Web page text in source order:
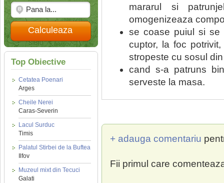
Calculeaza
Top Obiective
Cetatea Poenari
Arges
Cheile Nerei
Caras-Severin
Lacul Surduc
Timis
Palatul Stirbei de la Buftea
Ilfov
Muzeul mixt din Tecuci
Galati
mararul si
omogenizeaza
se coase puiul si se
cuptor, la foc
stropeste cu sosul
cand s-a patruns
serveste la masa.
+ adauga comentariu
Fii primul care